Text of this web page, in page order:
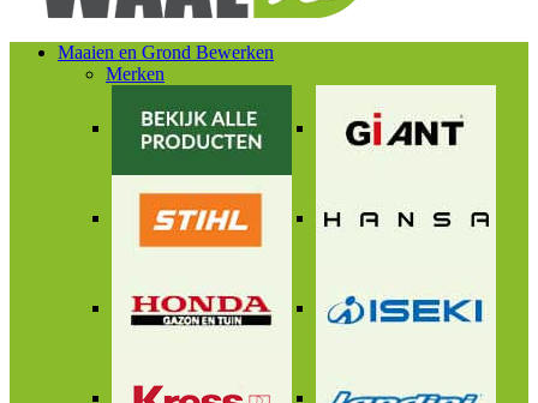
Maaien en Grond Bewerken
Merken